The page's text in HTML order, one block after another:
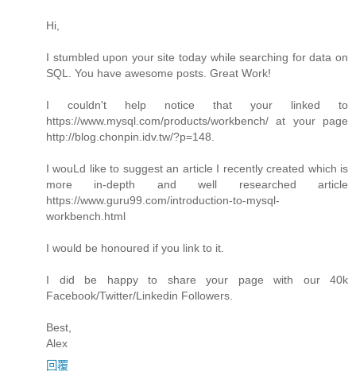
Hi,
I stumbled upon your site today while searching for data on
SQL. You have awesome posts. Great Work!
I couldn't help notice that your linked to
https://www.mysql.com/products/workbench/ at your page
http://blog.chonpin.idv.tw/?p=148.
I wouLd like to suggest an article I recently created which is
more in-depth and well researched article
https://www.guru99.com/introduction-to-mysql-
workbench.html
I would be honoured if you link to it.
I did be happy to share your page with our 40k
Facebook/Twitter/Linkedin Followers.
Best,
Alex
回覆